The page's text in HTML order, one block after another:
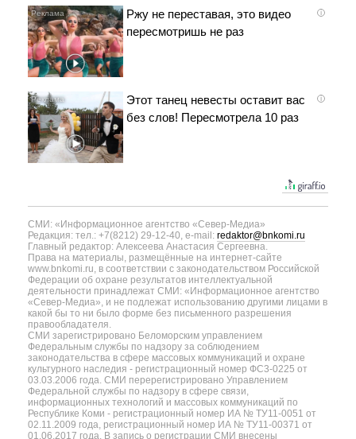
i
Ржу не переставая, это видео
пересмотришь не раз
i
Этот танец невесты оставит вас
без слов! Пересмотрела 10 раз
СМИ: «Информационное агентство «Север-Медиа»
Редакция: тел.: +7(8212) 29-12-40, e-mail: redaktor@bnkomi.ru
Главный редактор: Алексеева Анастасия Сергеевна.
Права на материалы, размещённые на интернет-сайте
www.bnkomi.ru, в соответствии с законодательством Российской
Федерации об охране результатов интеллектуальной
деятельности принадлежат СМИ: «Информационное агентство
«Север-Медиа», и не подлежат использованию другими лицами в
какой бы то ни было форме без письменного разрешения
правообладателя.
СМИ зарегистрировано Беломорским управлением
Федеральным службы по надзору за соблюдением
законодательства в сфере массовых коммуникаций и охране
культурного наследия - регистрационный номер ФС3-0225 от
03.03.2006 года. СМИ перерегистрировано Управлением
Федеральной службы по надзору в сфере связи,
информационных технологий и массовых коммуникаций по
Республике Коми - регистрационный номер ИА № ТУ11-0051 от
02.11.2009 года, регистрационный номер ИА № ТУ11-00371 от
01.06.2017 года. В запись о регистрации СМИ внесены